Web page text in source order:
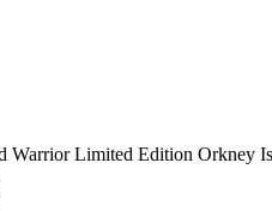
Warrior Limited Edition Orkney